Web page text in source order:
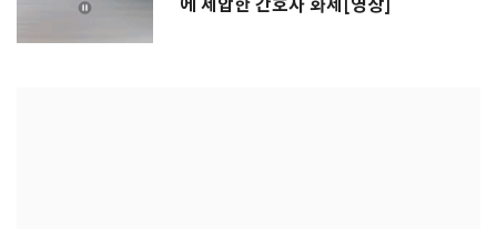
에 제압한 간호사 화제[영상]